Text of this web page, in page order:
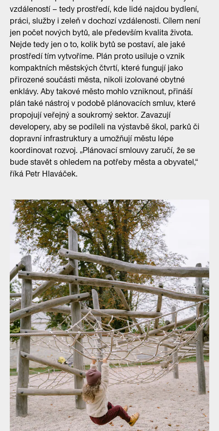
vzdáleností – tedy prostředí, kde lidé najdou bydlení,
práci, služby i zeleň v dochozí vzdálenosti. Cílem není
jen počet nových bytů, ale především kvalita života.
Nejde tedy jen o to, kolik bytů se postaví, ale jaké
prostředí tím vytvoříme. Plán proto usiluje o vznik
kompaktních městských čtvrtí, které fungují jako
přirozené součásti města, nikoli izolované obytné
enklávy. Aby takové město mohlo vzniknout, přináší
plán také nástroj v podobě plánovacích smluv, které
propojují veřejný a soukromý sektor. Zavazují
developery, aby se podíleli na výstavbě škol, parků či
dopravní infrastruktury a umožňují městu lépe
koordinovat rozvoj. „Plánovací smlouvy zaručí, že se
bude stavět s ohledem na potřeby města a obyvatel,“
říká Petr Hlaváček.